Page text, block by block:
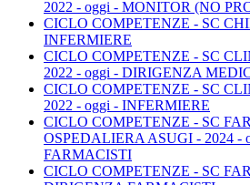
2022 - oggi - MONITOR (NO
CICLO COMPETENZE - SC
INFERMIERE
CICLO COMPETENZE - SC
2022 - oggi - DIRIGENZA
CICLO COMPETENZE - SC
2022 - oggi - INFERMIERE
CICLO COMPETENZE - SC
OSPEDALIERA ASUGI - 2024 -
FARMACISTI
CICLO COMPETENZE - SC